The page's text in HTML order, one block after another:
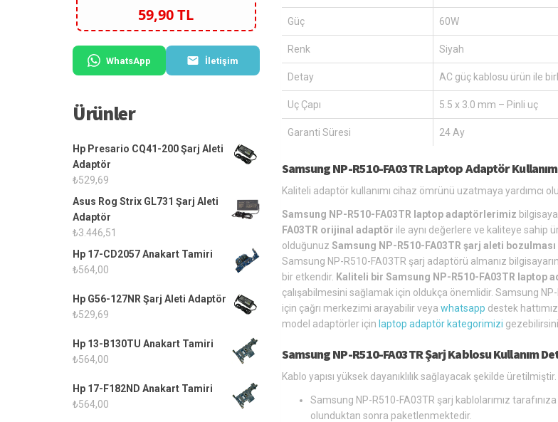
Güç 60W
Renk Siyah
Detay AC güç kablosu ürün ile
Uç Çapı 5.5 x 3.0 mm – Pinli uç
Garanti Süresi 24 Ay
Samsung NP-R510-FA03TR Laptop Adaptör
Kaliteli adaptör kullanımı cihaz ömrünü uzatmaya yardımcı
Samsung NP-R510-FA03TR laptop adaptörlerimiz
FA03TR orijinal adaptör ile aynı değerlere ve kaliteye sahip
olduğunuz Samsung NP-R510-FA03TR şarj aleti bozulması
Samsung NP-R510-FA03TR şarj adaptörü almanız
bir etkendir. Kaliteli bir Samsung NP-R510-FA03TR laptop
çalışabilmesini sağlamak için oldukça önemlidir. Samsung
için çağrı merkezimi arayabilir veya whatsapp destek
model adaptörler için laptop adaptör kategorimizi
Samsung NP-R510-FA03TR Şarj Kablosu Kullanım
Kablo yapısı yüksek dayanıklılık sağlayacak şekilde üretilmiştir.
Samsung NP-R510-FA03TR şarj kablolarımız
olunduktan sonra paketlenmektedir.
59,90 TL
WhatsApp İletişim
Ürünler
Hp Presario CQ41-200 Şarj Aleti
Adaptör
₺529,69
Asus Rog Strix GL731 Şarj Aleti
Adaptör
₺3.446,51
Hp 17-CD2057 Anakart Tamiri
₺564,00
Hp G56-127NR Şarj Aleti Adaptör
₺529,69
Hp 13-B130TU Anakart Tamiri
₺564,00
Hp 17-F182ND Anakart Tamiri
₺564,00